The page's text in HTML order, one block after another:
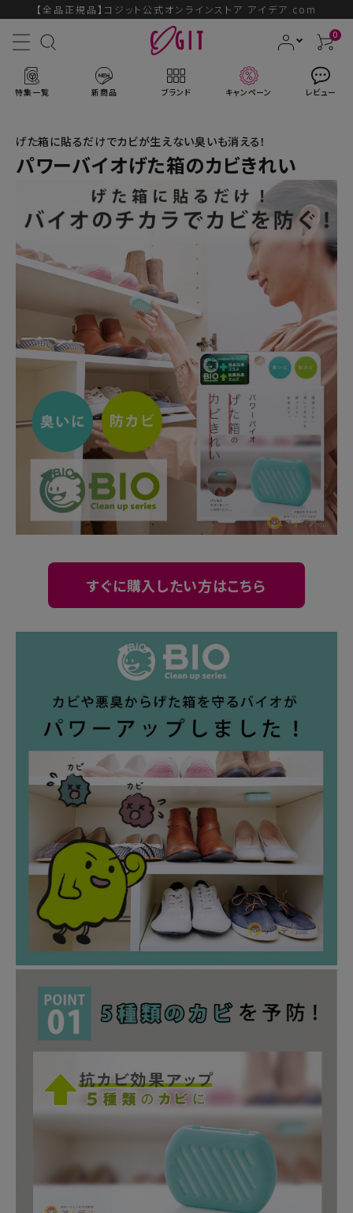
【全品正規品】コジット公式オンラインストア アイデア.com
0
特集一覧 新商品 ブランド キャンペーン レビュー
ACCOUNT MENU
ようこそ ゲスト 様
ログイン 会員登録
新商品
暑さ・紫外線対策グッズ
推し活グッズ
掃除グッズ
生活雑貨
ボディメイクグッズ
インテリア
カテゴリ一覧
INFORMATION
ご利用ガイド
プライバシーポリシー
会社概要
お問い合わせ
げた箱に貼るだけでカビが生えない臭いも消える！
パワーバイオげた箱のカビきれい
すぐに購入したい方はこちら